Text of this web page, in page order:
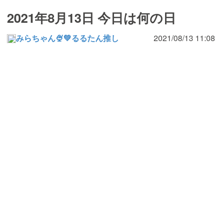
2021年8月13日 今日は何の日
みらちゃん🍨💚るるたん推し 2021/08/13 11:08